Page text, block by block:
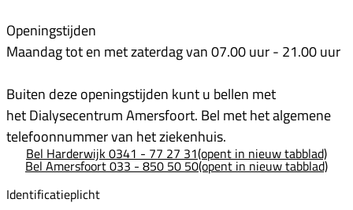
Openingstijden
Maandag tot en met zaterdag van 07.00 uur - 21.00 uur
Buiten deze openingstijden kunt u bellen met
het Dialysecentrum Amersfoort. Bel met het algemene
telefoonnummer van het ziekenhuis.
Bel Harderwijk 0341 - 77 27 31(opent in nieuw tabblad)
Bel Amersfoort 033 - 850 50 50(opent in nieuw tabblad)
Identificatieplicht